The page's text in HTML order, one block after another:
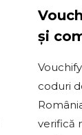
și
coduri
verifică